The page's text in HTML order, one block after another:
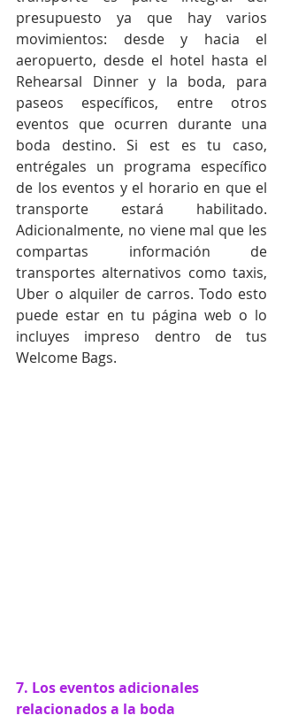
presupuesto ya que hay varios
movimientos: desde y hacia el
aeropuerto, desde el hotel hasta el
Rehearsal Dinner y la boda, para
paseos específicos, entre otros
eventos que ocurren durante una
boda destino. Si est es tu caso,
entrégales un programa específico
de los eventos y el horario en que el
transporte estará habilitado.
Adicionalmente, no viene mal que les
compartas información de
transportes alternativos como taxis,
Uber o alquiler de carros. Todo esto
puede estar en tu página web o lo
incluyes impreso dentro de tus
Welcome Bags.
7. Los eventos adicionales
relacionados a la boda